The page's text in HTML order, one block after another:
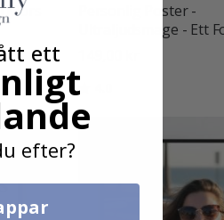
Personlig Poster -
Ultraljudsmage - Ett
Betyg:
ett
efter?